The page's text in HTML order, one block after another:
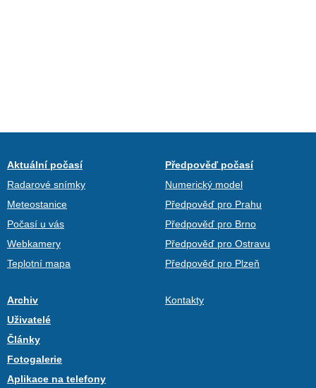
Aktuální počasí
Radarové snímky
Meteostanice
Počasí u vás
Webkamery
Teplotní mapa
Předpověď počasí
Numerický model
Předpověď pro Prahu
Předpověď pro Brno
Předpověď pro Ostravu
Předpověď pro Plzeň
Archiv
Uživatelé
Články
Fotogalerie
Aplikace na telefony
Kontakty